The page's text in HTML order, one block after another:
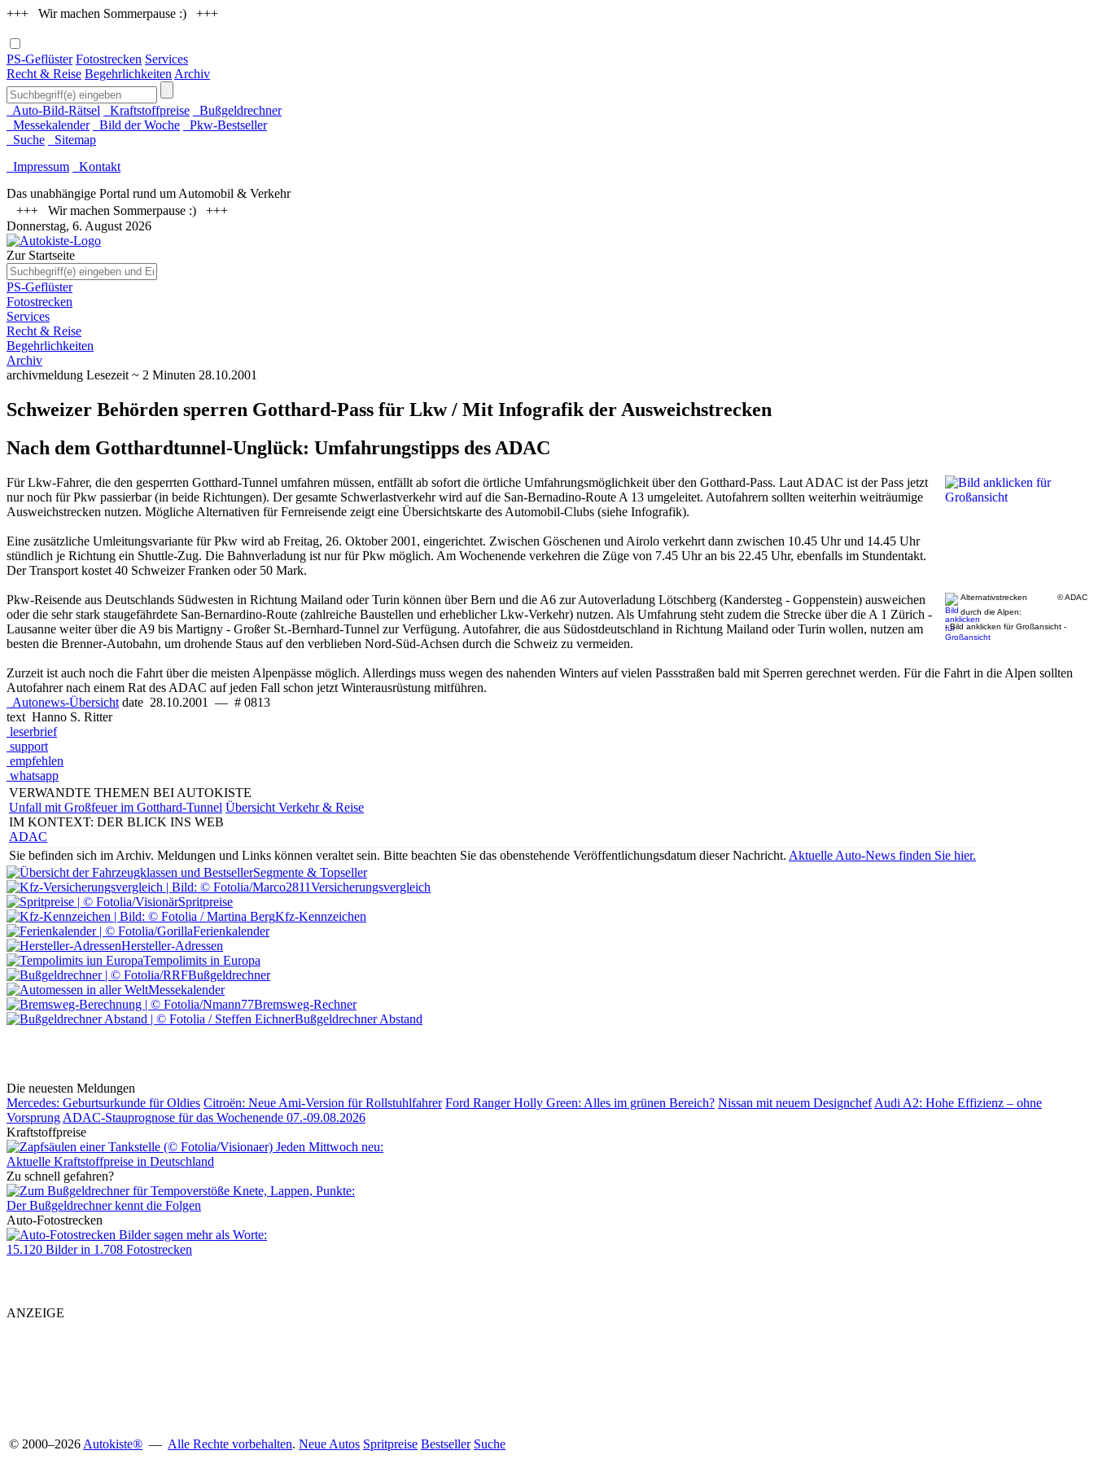
+++ Wir machen Sommerpause :) +++
PS-Geflüster Fotostrecken Services
Recht & Reise Begehrlichkeiten Archiv
Auto-Bild-Rätsel Kraftstoffpreise
Bußgeldrechner
Messekalender
Bild der Woche
Pkw-Bestseller
Suche
Sitemap
Impressum
Kontakt
Das unabhängige Portal rund um Automobil & Verkehr
+++ Wir machen Sommerpause :) +++
Donnerstag, 6. August 2026
Zur Startseite
PS-Geflüster
Fotostrecken
Services
Recht & Reise
Begehrlichkeiten
Archiv
archivmeldung Lesezeit ~ 2 Minuten 28.10.2001
Schweizer Behörden sperren Gotthard-Pass für Lkw / Mit Infografik der Ausweichstrecken
Nach dem Gotthardtunnel-Unglück: Umfahrungstipps des ADAC
Alternativstrecken
durch die Alpen:
© ADAC
- Bild anklicken für Großansicht -
Für Lkw-Fahrer, die den gesperrten Gotthard-Tunnel umfahren müssen, entfällt ab sofort die örtliche Umfahrungsmöglichkeit über den Gotthard-Pass. Laut ADAC ist der Pass jetzt
nur noch für Pkw passierbar (in beide Richtungen). Der gesamte Schwerlastverkehr wird auf die San-Bernadino-Route A 13 umgeleitet. Autofahrern sollten weiterhin weiträumige
Ausweichstrecken nutzen. Mögliche Alternativen für Fernreisende zeigt eine Übersichtskarte des Automobil-Clubs (siehe Infografik).
Eine zusätzliche Umleitungsvariante für Pkw wird ab Freitag, 26. Oktober 2001, eingerichtet. Zwischen Göschenen und Airolo verkehrt dann zwischen 10.45 Uhr und 14.45 Uhr
stündlich je Richtung ein Shuttle-Zug. Die Bahnverladung ist nur für Pkw möglich. Am Wochenende verkehren die Züge von 7.45 Uhr an bis 22.45 Uhr, ebenfalls im Stundentakt.
Der Transport kostet 40 Schweizer Franken oder 50 Mark.
Pkw-Reisende aus Deutschlands Südwesten in Richtung Mailand oder Turin können über Bern und die A6 zur Autoverladung Lötschberg (Kandersteg - Goppenstein) ausweichen
oder die sehr stark staugefährdete San-Bernardino-Route (zahlreiche Baustellen und erheblicher Lkw-Verkehr) nutzen. Als Umfahrung steht zudem die Strecke über die A 1 Zürich -
Lausanne weiter über die A9 bis Martigny - Großer St.-Bernhard-Tunnel zur Verfügung. Autofahrer, die aus Südostdeutschland in Richtung Mailand oder Turin wollen, nutzen am
besten die Brenner-Autobahn, um drohende Staus auf den verblieben Nord-Süd-Achsen durch die Schweiz zu vermeiden.
Zurzeit ist auch noch die Fahrt über die meisten Alpenpässe möglich. Allerdings muss wegen des nahenden Winters auf vielen Passstraßen bald mit Sperren gerechnet werden. Für die Fahrt in die Alpen sollten
Autofahrer nach einem Rat des ADAC auf jeden Fall schon jetzt Winterausrüstung mitführen.
Autonews-Übersicht date 28.10.2001 — # 0813
text Hanno S. Ritter
leserbrief
support
empfehlen
whatsapp
VERWANDTE THEMEN BEI AUTOKISTE
Unfall mit Großfeuer im Gotthard-Tunnel Übersicht Verkehr & Reise
IM KONTEXT: DER BLICK INS WEB
ADAC
Sie befinden sich im Archiv. Meldungen und Links können veraltet sein. Bitte beachten Sie das obenstehende Veröffentlichungsdatum dieser Nachricht. Aktuelle Auto-News finden Sie hier.
Segmente & Topseller
Versicherungsvergleich
Spritpreise
Kfz-Kennzeichen
Ferienkalender
Hersteller-Adressen
Tempolimits in Europa
Bußgeldrechner
Messekalender
Bremsweg-Rechner
Bußgeldrechner Abstand
Die neuesten Meldungen
Mercedes: Geburtsurkunde für Oldies Citroën: Neue Ami-Version für Rollstuhlfahrer Ford Ranger Holly Green: Alles im grünen Bereich? Nissan mit neuem Designchef Audi A2: Hohe Effizienz – ohne
Vorsprung ADAC-Stauprognose für das Wochenende 07.-09.08.2026
Kraftstoffpreise
Jeden Mittwoch neu:
Aktuelle Kraftstoffpreise in Deutschland
Zu schnell gefahren?
Knete, Lappen, Punkte:
Der Bußgeldrechner kennt die Folgen
Auto-Fotostrecken
Bilder sagen mehr als Worte:
15.120 Bilder in 1.708 Fotostrecken
ANZEIGE
© 2000–2026 Autokiste® — Alle Rechte vorbehalten. Neue Autos Spritpreise Bestseller Suche